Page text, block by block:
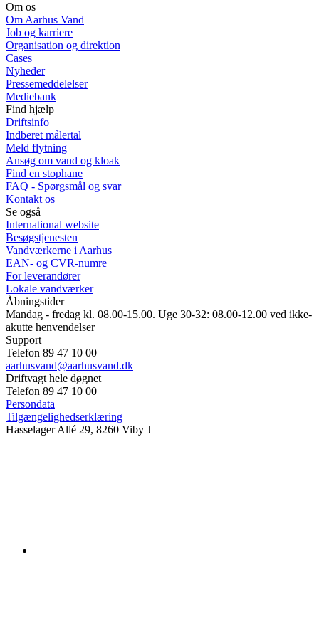
Om os
Om Aarhus Vand
Job og karriere
Organisation og direktion
Cases
Nyheder
Pressemeddelelser
Mediebank
Find hjælp
Driftsinfo
Indberet målertal
Meld flytning
Ansøg om vand og kloak
Find en stophane
FAQ - Spørgsmål og svar
Kontakt os
Se også
International website
Besøgstjenesten
Vandværkerne i Aarhus
EAN- og CVR-numre
For leverandører
Lokale vandværker
Åbningstider
Mandag - fredag kl. 08.00-15.00. Uge 30-32: 08.00-12.00 ved ikke-
akutte henvendelser
Support
Telefon 89 47 10 00
aarhusvand@aarhusvand.dk
Driftvagt hele døgnet
Telefon 89 47 10 00
Persondata
Tilgængelighedserklæring
Hasselager Allé 29, 8260 Viby J